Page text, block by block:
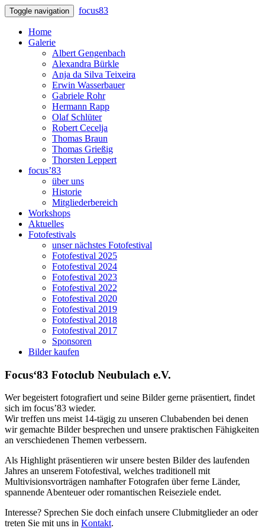
Toggle navigation focus83
Home
Galerie
Albert Gengenbach
Alexandra Bürkle
Anja da Silva Teixeira
Erwin Wasserbauer
Gabriele Rohr
Hermann Rapp
Olaf Schlüter
Robert Cecelja
Thomas Braun
Thomas Grießig
Thorsten Leppert
focus’83
über uns
Historie
Mitgliederbereich
Workshops
Aktuelles
Fotofestivals
unser nächstes Fotofestival
Fotofestival 2025
Fotofestival 2024
Fotofestival 2023
Fotofestival 2022
Fotofestival 2020
Fotofestival 2019
Fotofestival 2018
Fotofestival 2017
Sponsoren
Bilder kaufen
Focus‘83 Fotoclub Neubulach e.V.
Wer begeistert fotografiert und seine Bilder gerne präsentiert, findet
sich im focus’83 wieder.
Wir treffen uns meist 14-tägig zu unseren Clubabenden bei denen
wir gemachte Bilder besprechen und unsere praktischen Fähigkeiten
an verschiedenen Themen verbessern.
Als Highlight präsentieren wir unsere besten Bilder des laufenden
Jahres an unserem Fotofestival, welches traditionell mit
Multivisionsvorträgen namhafter Fotografen über ferne Länder,
spannende Abenteuer oder romantischen Reiseziele endet.
Interesse? Sprechen Sie doch einfach unsere Clubmitglieder an oder
treten Sie mit uns in Kontakt.